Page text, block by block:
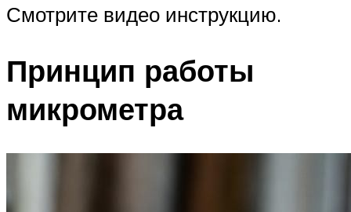
Смотрите видео инструкцию.
Принцип работы
микрометра